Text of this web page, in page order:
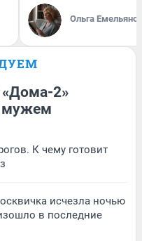
Ольга
«Дома-2»
мужем
К чему готовит
исчезла ночью
в последние